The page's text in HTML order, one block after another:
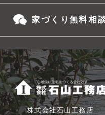
家づくり無料相
株式会社石山工務店